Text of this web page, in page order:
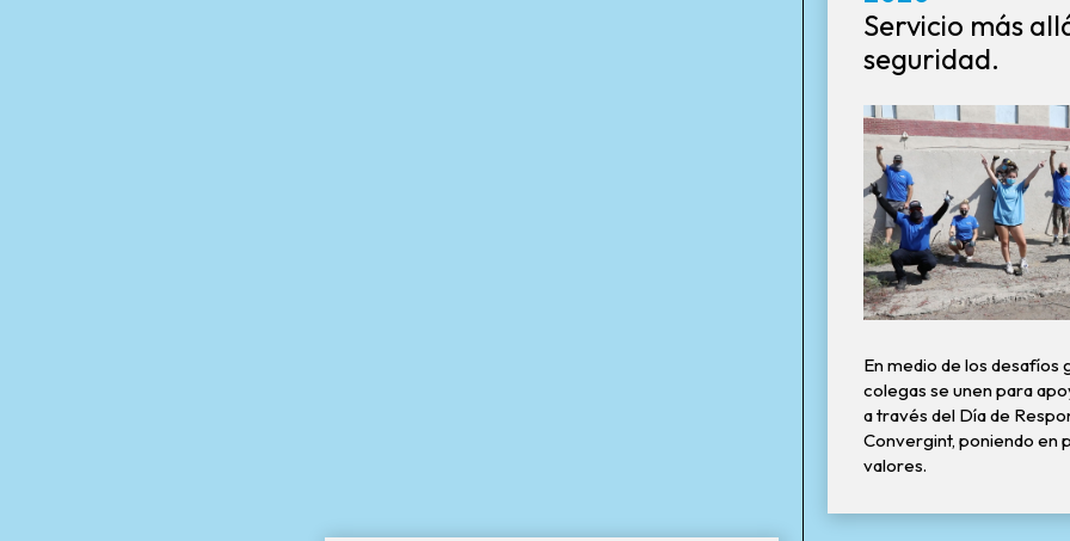
Servicio más
seguridad.
En medio de los desafíos
colegas se unen para
a través del Día de
Convergint, poniendo en
valores.